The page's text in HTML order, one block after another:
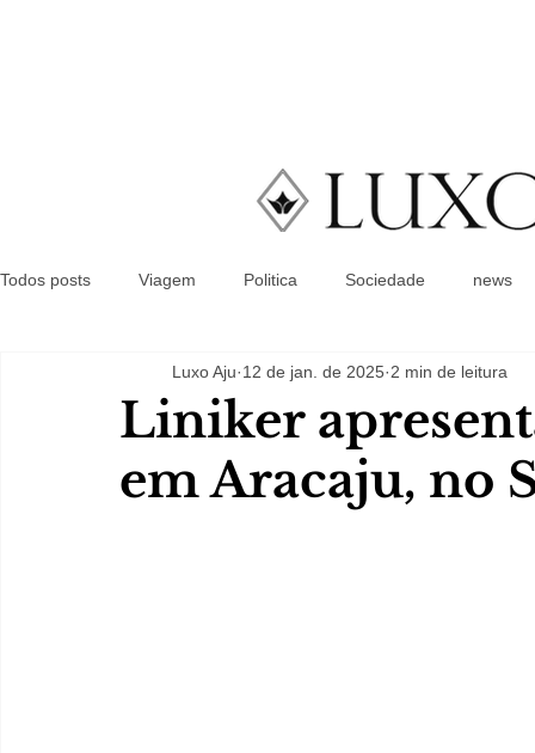
Todos posts Viagem Politica Sociedade news
Liniker
em Aracaju, no
Luxo Aju 12 de jan. de 2025 2 min de leitura